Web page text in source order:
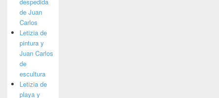
de Juan
Carlos
Letizia de
pintura y
Juan Carlos
de
escultura
Letizia de
playa y